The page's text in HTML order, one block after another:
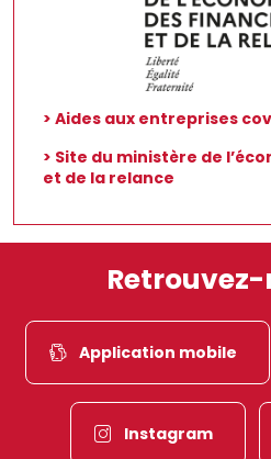
> Aides aux entreprises
> Site du ministère de
et de la relance
Application mobile
Instagram